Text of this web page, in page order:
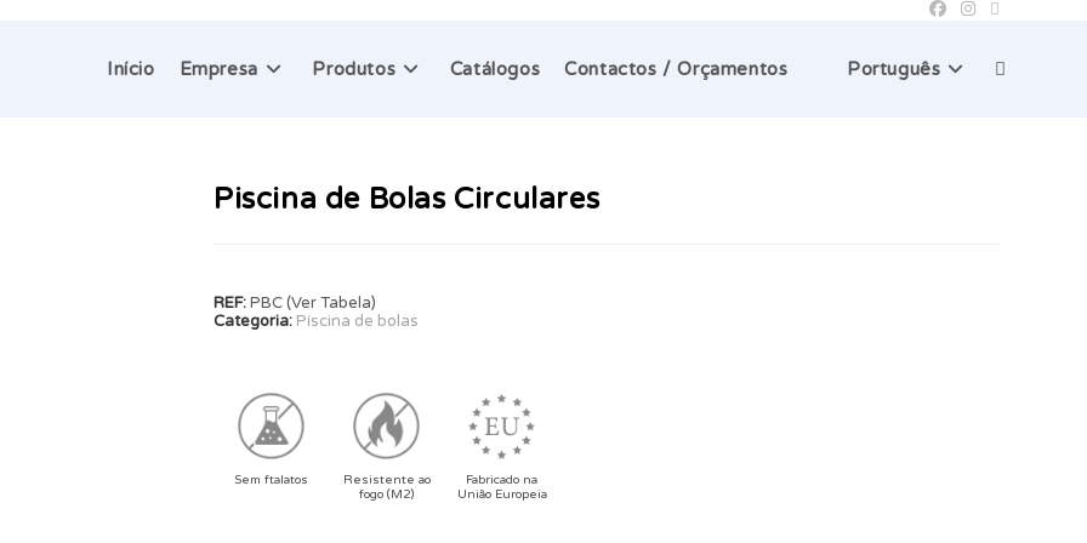
Início Empresa Produtos Catálogos Contactos / Orçamentos Português Toggle
Piscina de Bolas Circulares
REF:PBC (Ver Tabela)
Categoria: Piscina de bolas
Sem ftalatos
Resistente ao
fogo (M2)
Fabricado na
União Europeia